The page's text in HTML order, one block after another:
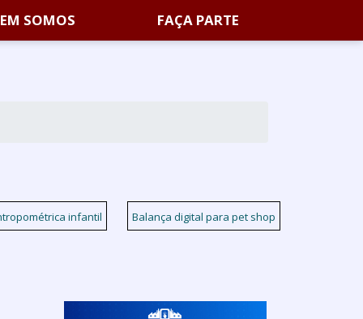
SOMOS FAÇA PARTE
infantil Balança digital para pet shop